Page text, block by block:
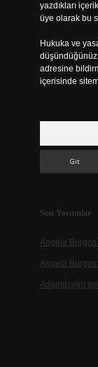
yazdıkları
üye olarak bu
Hukuka ve
adresine
içerisinde
Son Yorumlar
Angela Burgos
Angela Burgos
Adaptasyon